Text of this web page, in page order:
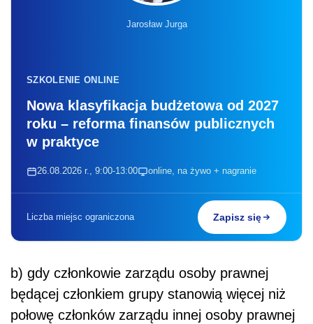
Jarosław Jurga
SZKOLENIE ONLINE
Nowa klasyfikacja budżetowa od 2027
roku – reforma finansów publicznych
w praktyce
26.08.2026 r., 9:00-13:00 online, na żywo + nagranie
Liczba miejsc ograniczona Zapisz się
b) gdy członkowie zarządu osoby prawnej
będącej członkiem grupy stanowią więcej niż
połowę członków zarządu innej osoby prawnej